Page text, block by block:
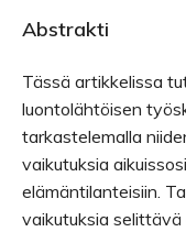
Abstrakti
Tässä artikkelissa
luontolähtöisen
tarkastelemalla
vaikutuksia
elämäntilanteisiin.
vaikutuksia selittävä